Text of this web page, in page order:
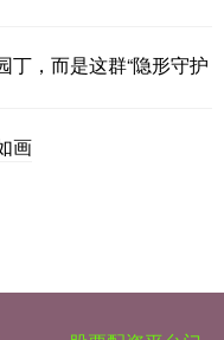
丁，而是这群“隐形守护
画